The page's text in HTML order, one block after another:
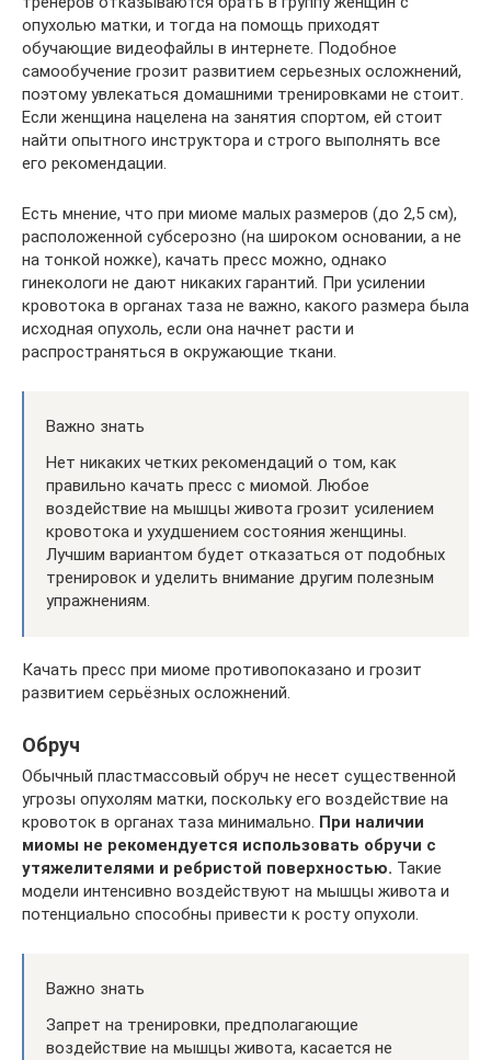
опухолью матки, и тогда на помощь приходят
обучающие видеофайлы в интернете. Подобное
самообучение грозит развитием серьезных осложнений,
поэтому увлекаться домашними тренировками не стоит.
Если женщина нацелена на занятия спортом, ей стоит
найти опытного инструктора и строго выполнять все
его рекомендации.
Есть мнение, что при миоме малых размеров (до 2,5 см),
расположенной субсерозно (на широком основании, а не
на тонкой ножке), качать пресс можно, однако
гинекологи не дают никаких гарантий. При усилении
кровотока в органах таза не важно, какого размера была
исходная опухоль, если она начнет расти и
распространяться в окружающие ткани.
Важно знать
Нет никаких четких рекомендаций о том, как
правильно качать пресс с миомой. Любое
воздействие на мышцы живота грозит усилением
кровотока и ухудшением состояния женщины.
Лучшим вариантом будет отказаться от подобных
тренировок и уделить внимание другим полезным
упражнениям.
Качать пресс при миоме противопоказано и грозит
развитием серьёзных осложнений.
Обруч
Обычный пластмассовый обруч не несет существенной
угрозы опухолям матки, поскольку его воздействие на
кровоток в органах таза минимально. При наличии
миомы не рекомендуется использовать обручи с
утяжелителями и ребристой поверхностью. Такие
модели интенсивно воздействуют на мышцы живота и
потенциально способны привести к росту опухоли.
Важно знать
Запрет на тренировки, предполагающие
воздействие на мышцы живота, касается не